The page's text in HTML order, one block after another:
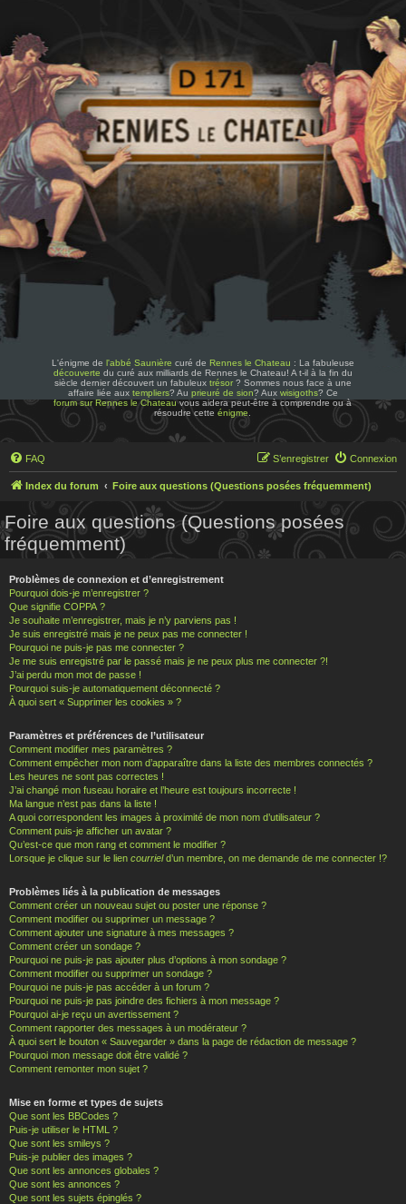
L'énigme de l'abbé Saunière curé de Rennes le Chateau : La fabuleuse
découverte du curé aux milliards de Rennes le Chateau! A t-il à la fin du
siècle dernier découvert un fabuleux trésor? Sommes nous face à une
affaire liée aux templiers? Au prieuré de sion? Aux wisigoths? Ce
forum sur Rennes le Chateauvous aidera peut-être à comprendre ou à
résoudre cetteénigme
FAQ Connexion
S’enregistrer
Index du forum Foire aux questions (Questions posées fréquemment)
Foire aux questions (Questions posées
fréquemment)
Problèmes de connexion et d’enregistrement
Pourquoi dois-je m’enregistrer ?
Que signifie COPPA ?
Je souhaite m’enregistrer, mais je n’y parviens pas !
Je suis enregistré mais je ne peux pas me connecter !
Pourquoi ne puis-je pas me connecter ?
Je me suis enregistré par le passé mais je ne peux plus me connecter ?!
J’ai perdu mon mot de passe !
Pourquoi suis-je automatiquement déconnecté ?
À quoi sert « Supprimer les cookies » ?
Paramètres et préférences de l’utilisateur
Comment modifier mes paramètres ?
Comment empêcher mon nom d’apparaître dans la liste des membres connectés ?
Les heures ne sont pas correctes !
J’ai changé mon fuseau horaire et l’heure est toujours incorrecte !
Ma langue n’est pas dans la liste !
A quoi correspondent les images à proximité de mon nom d’utilisateur ?
Comment puis-je afficher un avatar ?
Qu’est-ce que mon rang et comment le modifier ?
Lorsque je clique sur le lien courrield’un membre, on me demande de me connecter !?
Problèmes liés à la publication de messages
Comment créer un nouveau sujet ou poster une réponse ?
Comment modifier ou supprimer un message ?
Comment ajouter une signature à mes messages ?
Comment créer un sondage ?
Pourquoi ne puis-je pas ajouter plus d’options à mon sondage ?
Comment modifier ou supprimer un sondage ?
Pourquoi ne puis-je pas accéder à un forum ?
Pourquoi ne puis-je pas joindre des fichiers à mon message ?
Pourquoi ai-je reçu un avertissement ?
Comment rapporter des messages à un modérateur ?
À quoi sert le bouton « Sauvegarder » dans la page de rédaction de message ?
Pourquoi mon message doit être validé ?
Comment remonter mon sujet ?
Mise en forme et types de sujets
Que sont les BBCodes ?
Puis-je utiliser le HTML ?
Que sont les smileys ?
Puis-je publier des images ?
Que sont les annonces globales ?
Que sont les annonces ?
Que sont les sujets épinglés ?